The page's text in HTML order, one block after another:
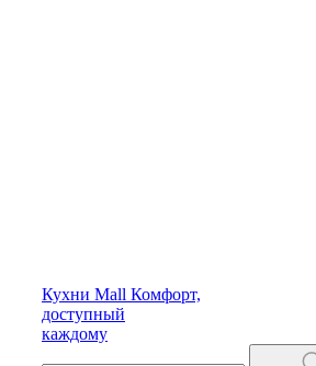
Кухни Mall Комфорт,
доступный
каждому